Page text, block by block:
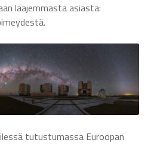
laajemmasta asiasta:
tutustumassa Euroopan